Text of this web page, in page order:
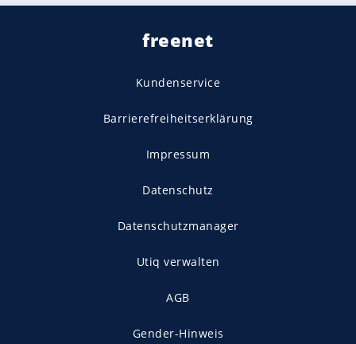
freenet
Kundenservice
Barrierefreiheitserklärung
Impressum
Datenschutz
Datenschutzmanager
Utiq verwalten
AGB
Gender-Hinweis